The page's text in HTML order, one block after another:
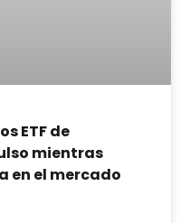
ETF de
mientras
en el mercado